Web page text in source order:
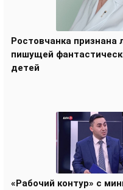
Ростовчанка признана
пишущей
детей
«Рабочий контур» с